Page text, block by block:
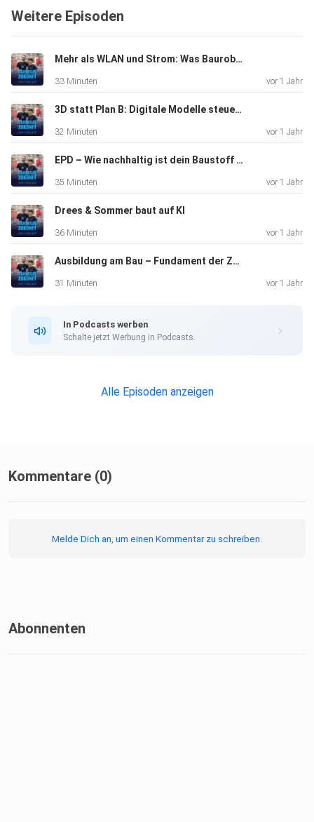
Weitere Episoden
Mehr als WLAN und Strom: Was Bauroboter wirklich brauchen
33 Minuten vor 1 Jahr
3D statt Plan B: Digitale Modelle steuern die Baustelle
32 Minuten vor 1 Jahr
EPD – Wie nachhaltig ist dein Baustoff wirklich?
35 Minuten vor 1 Jahr
Drees & Sommer baut auf KI
36 Minuten vor 1 Jahr
Ausbildung am Bau – Fundament der Zukunft?
31 Minuten vor 1 Jahr
In Podcasts werben
Schalte jetzt Werbung in Podcasts.
Alle Episoden anzeigen
Kommentare (0)
Melde Dich an, um einen Kommentar zu schreiben.
Abonnenten